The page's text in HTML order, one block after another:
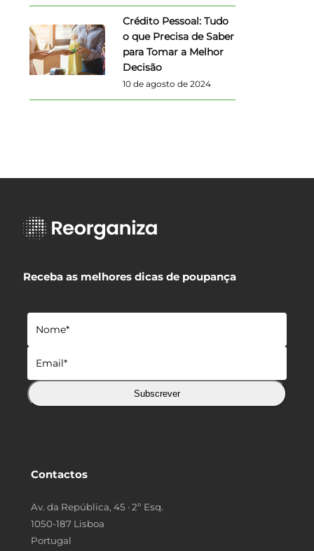
Crédito Pessoal: Tudo
o que Precisa de Saber
para Tomar a Melhor
Decisão
10 de agosto de 2024
Receba as melhores dicas de poupança
Subscrever
Contactos
Av. da República, 45 · 2º Esq.
1050-187 Lisboa
Portugal